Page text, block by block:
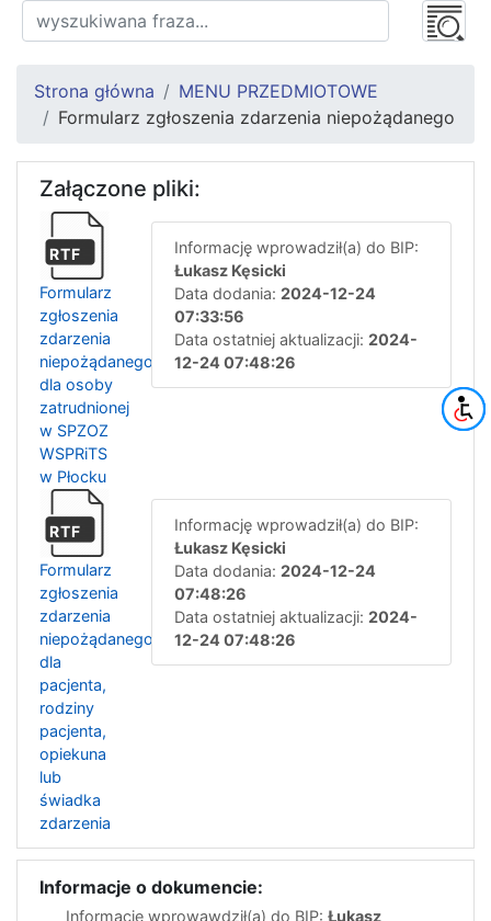
Strona główna
MENU PRZEDMIOTOWE
Formularz zgłoszenia zdarzenia niepożądanego
Załączone pliki:
RTF
Formularz
zgłoszenia
zdarzenia
niepożądanego
dla osoby
zatrudnionej
w SPZOZ
WSPRiTS
w Płocku
Informację wprowadził(a) do BIP:
Łukasz Kęsicki
Data dodania: 2024-12-24
07:33:56
Data ostatniej aktualizacji: 2024-
12-24 07:48:26
RTF
Formularz
zgłoszenia
zdarzenia
niepożądanego
dla
pacjenta,
rodziny
pacjenta,
opiekuna
lub
świadka
zdarzenia
Informację wprowadził(a) do BIP:
Łukasz Kęsicki
Data dodania: 2024-12-24
07:48:26
Data ostatniej aktualizacji: 2024-
12-24 07:48:26
Informacje o dokumencie:
Informację wprowawdził(a) do BIP: Łukasz